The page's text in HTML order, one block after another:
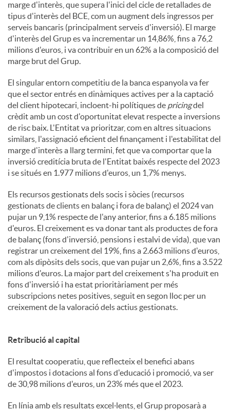
marge d'interès, que supera l'inici del cicle de retallades de
tipus d'interès del BCE, com un augment dels ingressos per
serveis bancaris (principalment serveis d'inversió). El marge
d'interès del Grup es va incrementar un 14,86%, fins a 76,2
milions d'euros, i va contribuir en un 62% a la composició del
marge brut del Grup.
El singular entorn competitiu de la banca espanyola va fer
que el sector entrés en dinàmiques actives per a la captació
del client hipotecari, incloent-hi polítiques de pricingdel
crèdit amb un cost d'oportunitat elevat respecte a inversions
de risc baix. L'Entitat va prioritzar, com en altres situacions
similars, l'assignació eficient del finançament i l'estabilitat del
marge d'interès a llarg termini, fet que va comportar que la
inversió creditícia bruta de l'Entitat baixés respecte del 2023
i se situés en 1.977 milions d'euros, un 1,7% menys.
Els recursos gestionats dels socis i sòcies (recursos
gestionats de clients en balanç i fora de balanç) el 2024 van
pujar un 9,1% respecte de l'any anterior, fins a 6.185 milions
d'euros. El creixement es va donar tant als productes de fora
de balanç (fons d'inversió, pensions i estalvi de vida), que van
registrar un creixement del 19%, fins a 2.663 milions d'euros,
com als dipòsits dels socis, que van pujar un 2,6%, fins a 3.522
milions d'euros. La major part del creixement s'ha produït en
fons d'inversió i ha estat prioritàriament per més
subscripcions netes positives, seguit en segon lloc per un
creixement de la valoració dels actius gestionats.
Retribució al capital
El resultat cooperatiu, que reflecteix el benefici abans
d'impostos i dotacions al fons d'educació i promoció, va ser
de 30,98 milions d'euros, un 23% més que el 2023.
En línia amb els resultats excel·lents, el Grup proposarà a